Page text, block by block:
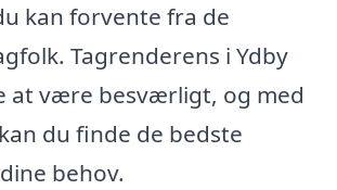
kan forvente fra de
Tagrenderens i Ydby
at være besværligt, og med
du finde de bedste
behov.